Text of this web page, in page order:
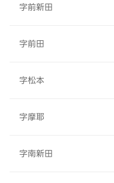
字前新田
字前田
字松本
字摩耶
字南新田